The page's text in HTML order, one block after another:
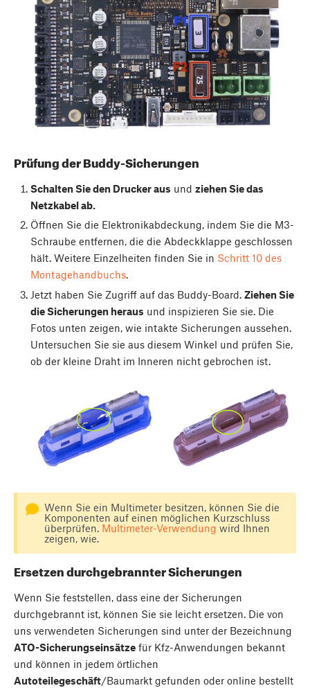
Prüfung der Buddy-Sicherungen
Schalten Sie den Drucker aus und ziehen Sie das
Netzkabel ab.
Öffnen Sie die Elektronikabdeckung, indem Sie die M3-
Schraube entfernen, die die Abdeckklappe geschlossen
hält. Weitere Einzelheiten finden Sie in Schritt 10 des
Montagehandbuchs.
Jetzt haben Sie Zugriff auf das Buddy-Board. Ziehen Sie
die Sicherungen heraus und inspizieren Sie sie. Die
Fotos unten zeigen, wie intakte Sicherungen aussehen.
Untersuchen Sie sie aus diesem Winkel und prüfen Sie,
ob der kleine Draht im Inneren nicht gebrochen ist.
Wenn Sie ein Multimeter besitzen, können Sie die
Komponenten auf einen möglichen Kurzschluss
überprüfen. Multimeter-Verwendung wird Ihnen
zeigen, wie.
Ersetzen durchgebrannter Sicherungen
Wenn Sie feststellen, dass eine der Sicherungen
durchgebrannt ist, können Sie sie leicht ersetzen. Die von
uns verwendeten Sicherungen sind unter der Bezeichnung
ATO-Sicherungseinsätze für Kfz-Anwendungen bekannt
und können in jedem örtlichen
Autoteilegeschäft/Baumarkt gefunden oder online bestellt